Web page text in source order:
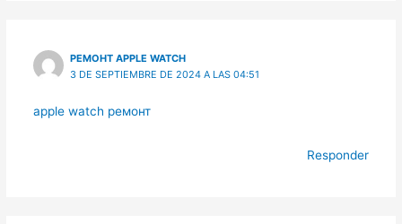
РЕМОНТ APPLE WATCH
3 DE SEPTIEMBRE DE 2024 A LAS 04:51
apple watch ремонт
Responder